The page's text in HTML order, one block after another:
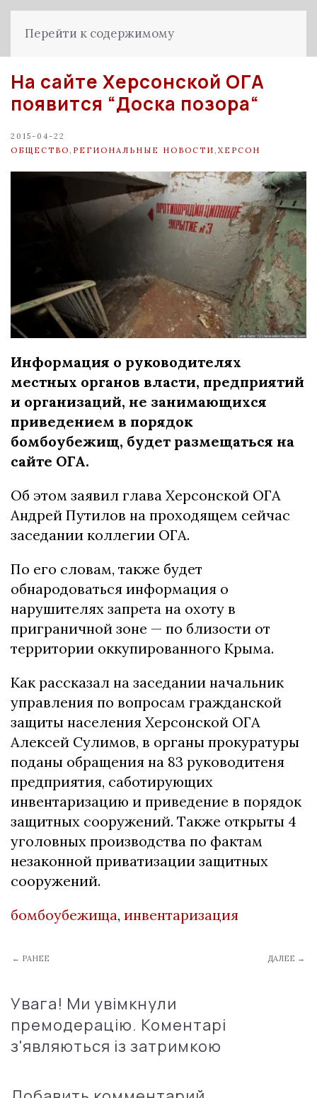
Перейти к содержимому
На сайте Херсонской ОГА
появится “Доска позора“
2015-04-22
ОБЩЕСТВО РЕГИОНАЛЬНЫЕ НОВОСТИ ХЕРСОН
Информация о руководителях
местных органов власти, предприятий
и организаций, не занимающихся
приведением в порядок
бомбоубежищ, будет размещаться на
сайте ОГА.
Об этом заявил глава Херсонской ОГА
Андрей Путилов на проходящем сейчас
заседании коллегии ОГА.
По его словам, также будет
обнародоваться информация о
нарушителях запрета на охоту в
приграничной зоне — по близости от
территории оккупированного Крыма.
Как рассказал на заседании начальник
управления по вопросам гражданской
защиты населения Херсонской ОГА
Алексей Сулимов, в органы прокуратуры
поданы обращения на 83 руководитеня
предприятия, саботирующих
инвентаризацию и приведение в порядок
защитных сооружений. Также открыты 4
уголовных производства по фактам
незаконной приватизации защитных
сооружений.
бомбоубежища, инвентаризация
← РАНЕЕ ДАЛЕЕ →
Увага! Ми увімкнули
премодерацію. Коментарі
з'являються із затримкою